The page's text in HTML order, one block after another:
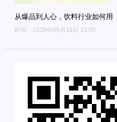
从爆品到人心，饮料行业如何用
时间：2026年05月18日 15:05